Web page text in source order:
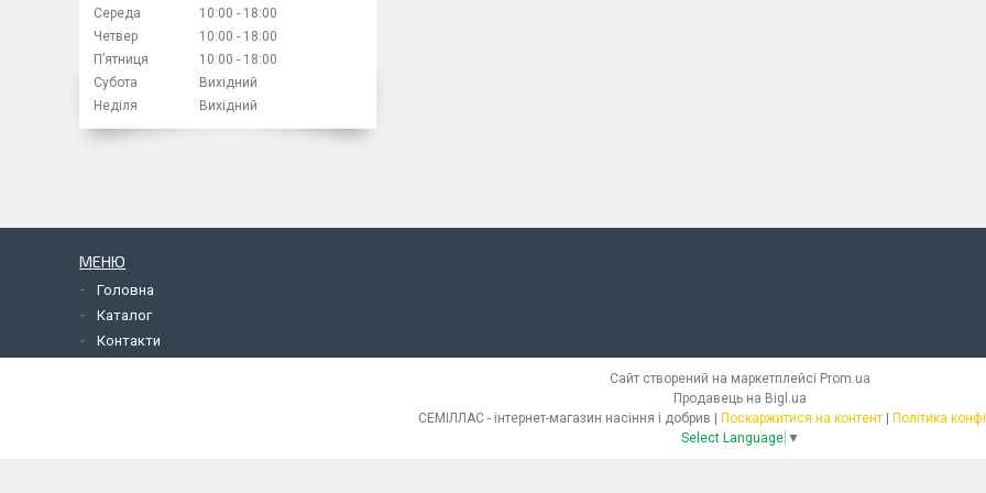
Середа
10:00
18:00
Четвер
10:00
18:00
Пʼятниця
10:00
18:00
Субота
Вихідний
Неділя
Вихідний
МЕНЮ
Головна
Каталог
Контакти
Сайт створений на маркетплейсі Prom.ua
Продавець на Bigl.ua
СЕМІЛЛАС - інтернет-магазин насіння і добрив | Поскаржитися на контент | Політика
Select Language ▼